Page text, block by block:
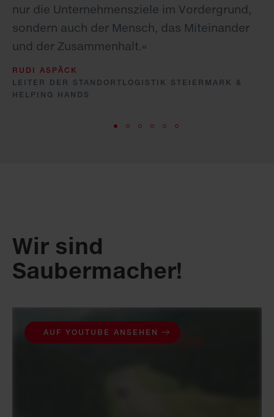
nur die Unternehmensziele im Vordergrund,
sondern auch der Mensch, das Miteinander
und der Zusammenhalt.«
RUDI ASPÄCK
LEITER DER STANDORTLOGISTIK STEIERMARK &
HELPING HANDS
Wir sind
Saubermacher!
AUF YOUTUBE ANSEHEN